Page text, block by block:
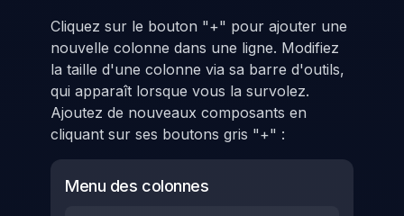
Cliquez sur le bouton "+" pour ajouter une
nouvelle colonne dans une ligne. Modifiez
la taille d'une colonne via sa barre d'outils,
qui apparaît lorsque vous la survolez.
Ajoutez de nouveaux composants en
cliquant sur ses boutons gris "+" :
Menu des colonnes